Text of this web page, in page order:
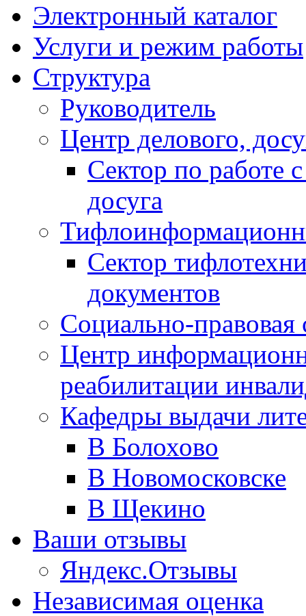
Электронный каталог
Услуги и режим работы
Структура
Руководитель
Центр делового,
Сектор по работе
досуга
Сектор
документов
Социально-правовая
Центр
реабилитации
Кафедры выдачи
В Болохово
В Новомосковске
В Щекино
Ваши отзывы
Яндекс.Отзывы
Независимая оценка